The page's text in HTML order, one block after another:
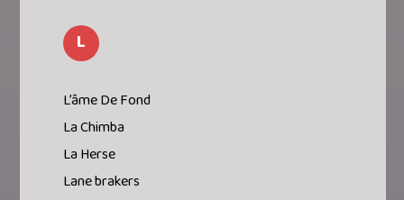
L
L’âme De Fond
La Chimba
La Herse
Lane brakers